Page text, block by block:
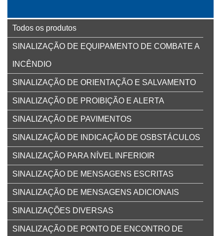
Todos os produtos
SINALIZAÇÃO DE EQUIPAMENTO DE COMBATE A
INCÊNDIO
SINALIZAÇÃO DE ORIENTAÇÃO E SALVAMENTO
SINALIZAÇÃO DE PROIBIÇÃO E ALERTA
SINALIZAÇÃO DE PAVIMENTOS
SINALIZAÇÃO DE INDICAÇÃO DE OSBSTÁCULOS
SINALIZAÇÃO PARA NÍVEL INFERIOIR
SINALIZAÇÃO DE MENSAGENS ESCRITAS
SINALIZAÇÃO DE MENSAGENS ADICIONAIS
SINALIZAÇÕES DIVERSAS
SINALIZAÇÃO DE PONTO DE ENCONTRO DE